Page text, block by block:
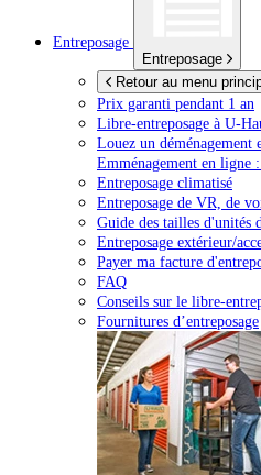
Entreposage
Entreposage
Retour au menu
Prix garanti pendant 1 an
Libre-entreposage à U-
Louez un déménagement
Emménagement en ligne
Entreposage climatisé
Entreposage de VR, de
Guide des tailles d'unités
Entreposage extérieur/
Payer ma facture
FAQ
Conseils sur le libre-
Fournitures d’entreposage